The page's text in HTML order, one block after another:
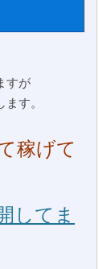
すが
す。
稼げて
してま